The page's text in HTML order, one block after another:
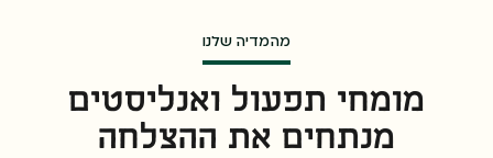
מהמדיה שלנו
מומחי תפעול ואנליסטים
מנתחים את ההצלחה
"כשיש לך גב חזק, אתה יכול להתמקד
ללקוחות לחייך"
סמנכ"לית שיווק ובעלים